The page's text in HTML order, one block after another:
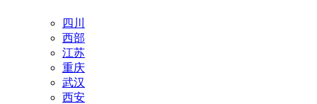
四川
西部
江苏
重庆
武汉
西安